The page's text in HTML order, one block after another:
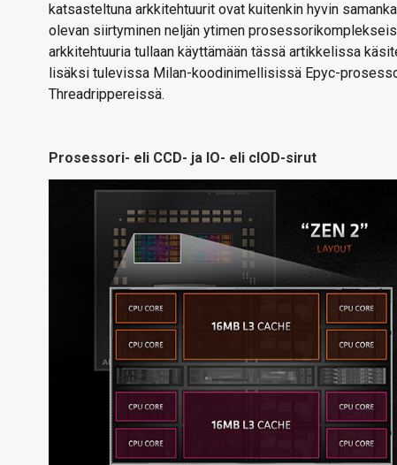
katsasteltuna arkkitehtuurit ovat kuitenkin hyvin
olevan siirtyminen neljän ytimen
arkkitehtuuria tullaan käyttämään tässä artikkelissa
lisäksi tulevissa Milan-koodinimellisissä Epyc-
Threadrippereissä.
Prosessori- eli CCD- ja IO- eli cIOD-sirut